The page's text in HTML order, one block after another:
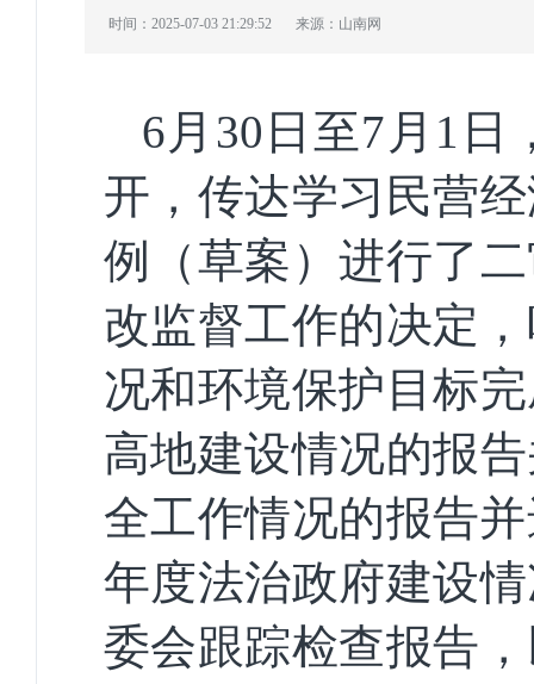
时间：2025-07-03 21:29:52 来源：山南网
6月30日至7月1日
开，传达学习民营
例（草案）进行了
改监督工作的决定
况和环境保护目标
高地建设情况的报
全工作情况的报告
年度法治政府建设
委会跟踪检查报告